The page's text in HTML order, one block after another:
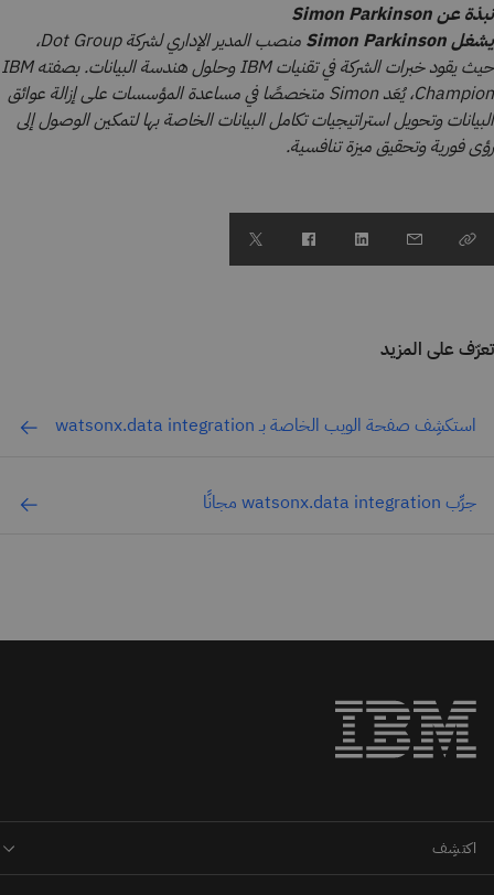
نبذة عن Simon Parkinson
يشغل Simon Parkinson
منصب المدير الإداري لشركة Dot Group،
حيث يقود خبرات الشركة في تقنيات IBM وحلول هندسة البيانات. بصفته IBM
Champion، يُعَد Simon متخصصًا في مساعدة المؤسسات على إزالة عوائق
البيانات وتحويل استراتيجيات تكامل البيانات الخاصة بها لتمكين الوصول إلى
رؤى فورية وتحقيق ميزة تنافسية.
تعرّف على المزيد
استكشِف صفحة الويب الخاصة بـ watsonx.data integration
جرِّب watsonx.data integration مجانًا